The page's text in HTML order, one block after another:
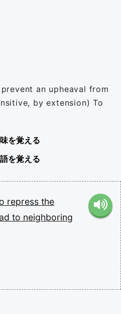
an upheaval from
by extension) To
を覚える
を覚える
repress the
to neighboring